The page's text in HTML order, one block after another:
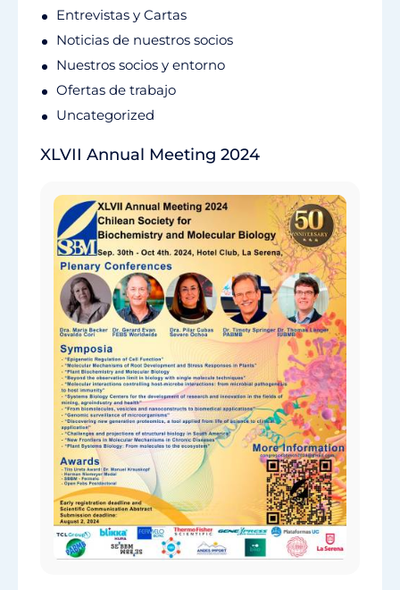
Entrevistas y Cartas
Noticias de nuestros socios
Nuestros socios y entorno
Ofertas de trabajo
Uncategorized
XLVII Annual Meeting 2024